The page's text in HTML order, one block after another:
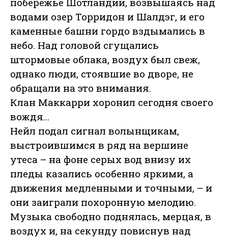
водами озер Торридон и Шалдэг, и его
каменные башни гордо вздымались в
небо. Над головой сгущались
штормовые облака, воздух был свеж,
однако люди, стоявшие во дворе, не
обращали на это внимания.
Клан Маккарри хоронил сегодня своего
вождя...
Нейл подал сигнал волынщикам,
выстроившимся в ряд на вершине
утеса – на фоне серых вод внизу их
пледы казались особенно яркими, а
движения медленными и точными, – и
они заиграли похоронную мелодию.
Музыка свободно поднялась, мерцая, в
воздух и, на секунду повиснув над